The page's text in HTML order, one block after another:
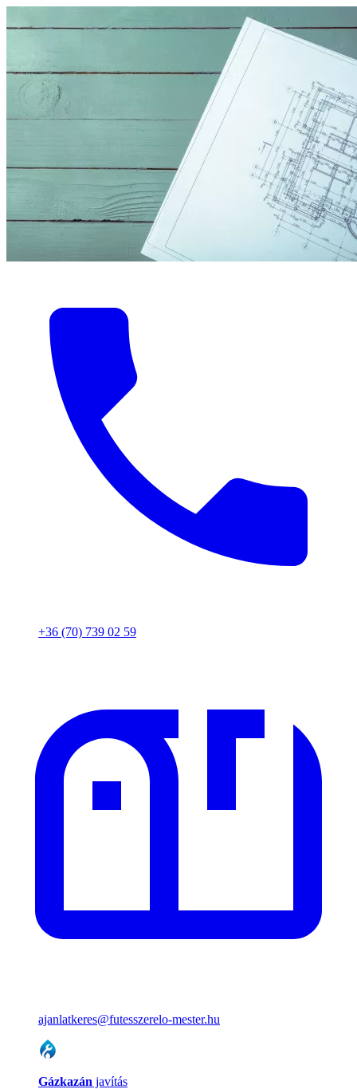
+36 (70) 739 02 59
ajanlatkeres@futesszerelo-mester.hu
Gázkazán javítás